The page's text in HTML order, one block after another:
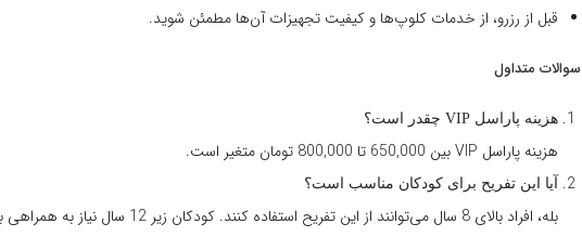
قبل از رزرو، از خدمات کلوپ‌ها و کیفیت تجهیزات آن‌ها مطمئن شوید.
سوالات متداول
هزینه پاراسل VIP چقدر است؟
هزینه پاراسل VIP بین 650,000 تا 800,000 تومان متغیر است.
آیا این تفریح برای کودکان مناسب است؟
بله، افراد بالای 8 سال می‌توانند از این تفریح استفاده کنند. کودکان زیر 12 سال نیاز به همراهی بزرگسال دارند.